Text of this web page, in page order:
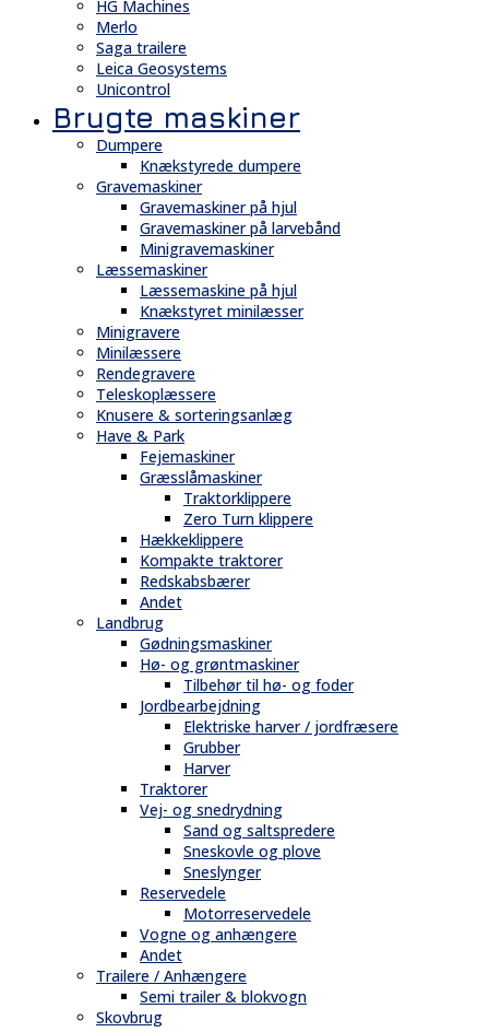
HG Machines
Merlo
Saga trailere
Leica Geosystems
Unicontrol
Brugte maskiner
Dumpere
Knækstyrede dumpere
Gravemaskiner
Gravemaskiner på hjul
Gravemaskiner på larvebånd
Minigravemaskiner
Læssemaskiner
Læssemaskine på hjul
Knækstyret minilæsser
Minigravere
Minilæssere
Rendegravere
Teleskoplæssere
Knusere & sorteringsanlæg
Have & Park
Fejemaskiner
Græsslåmaskiner
Traktorklippere
Zero Turn klippere
Hækkeklippere
Kompakte traktorer
Redskabsbærer
Andet
Landbrug
Gødningsmaskiner
Hø- og grøntmaskiner
Tilbehør til hø- og foder
Jordbearbejdning
Elektriske harver / jordfræsere
Grubber
Harver
Traktorer
Vej- og snedrydning
Sand og saltspredere
Sneskovle og plove
Sneslynger
Reservedele
Motorreservedele
Vogne og anhængere
Andet
Trailere / Anhængere
Semi trailer & blokvogn
Skovbrug